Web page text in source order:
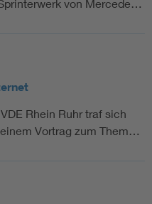
von Mercede…
Rhein Ruhr traf sich
Vortrag zum Them…